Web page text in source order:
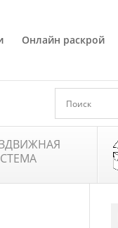
Онлайн раскрой